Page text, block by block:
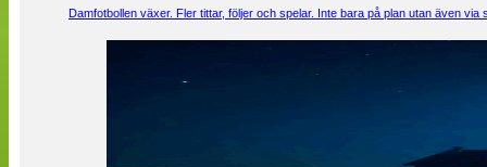
Damfotbollen växer. Fler tittar, följer och spelar. Inte bara på plan utan även